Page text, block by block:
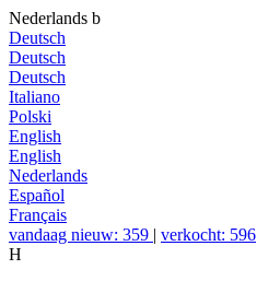
Nederlands b
Deutsch
Deutsch
Deutsch
Italiano
Polski
English
English
Nederlands
Español
Français
vandaag nieuw: 359 | verkocht: 596
H